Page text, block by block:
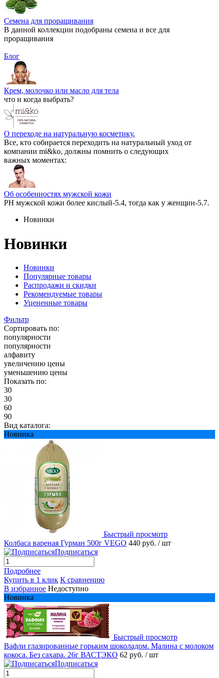
Семена для проращивания
В данной коллекции подобраны семена и все для
проращивания
Блог
Крем, молочко или масло для тела
что и когда выбрать?
О переходе на натуральную косметику.
Все, кто собирается переходить на натуральный уход от
компании mi&ko, должны помнить о следующих
важных моментах:
Об особенностях мужской кожи
РН мужской кожи более кислый-5.4, тогда как у женщин-5.7.
Новинки
Новинки
Новинки
Популярные товары
Распродажи и скидки
Рекомендуемые товары
Уцененные товары
Фильтр
Сортировать по:
популярности
популярности
алфавиту
увеличению цены
уменьшению цены
Показать по:
30
30
60
90
Вид каталога:
Новинка
Быстрый просмотр
Колбаса вареная Гурман 500г VEGO 440 руб. / шт
Подписаться
Подробнее
Купить в 1 клик К сравнению
В избранное Недоступно
Новинка
Быстрый просмотр
Вафли глазированные горьким шоколадом. Малина с молоком
кокоса. Без сахара. 26г ВАСТЭКО 62 руб. / шт
Подписаться